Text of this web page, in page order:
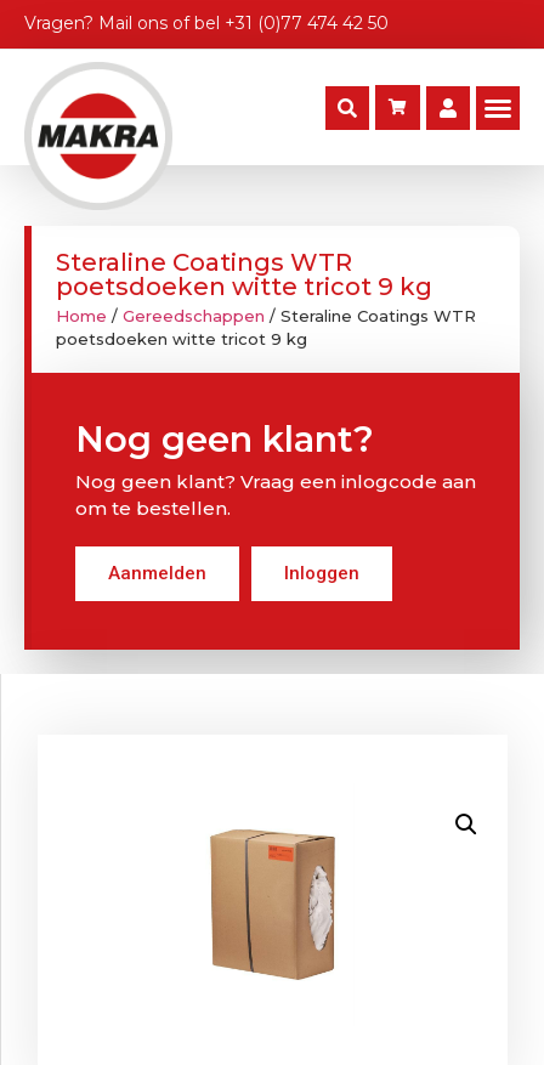
Vragen? Mail ons of bel +31 (0)77 474 42 50
Steraline Coatings WTR
poetsdoeken witte tricot 9 kg
Home / Gereedschappen / Steraline Coatings WTR
poetsdoeken witte tricot 9 kg
Nog geen klant?
Nog geen klant? Vraag een inlogcode aan
om te bestellen.
Aanmelden Inloggen